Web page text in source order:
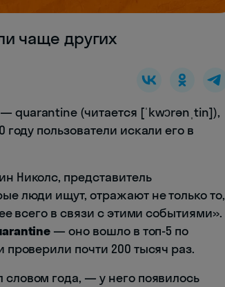
чаще других
quarantine (читается [ˈkwɔrənˌtin]),
пользователи искали его в
Николс, представитель
люди ищут, отражают не только то,
всего в связи с этими событиями».
— оно вошло в топ-5 по
проверили почти 200 тысяч раз.
года, — у него появилось